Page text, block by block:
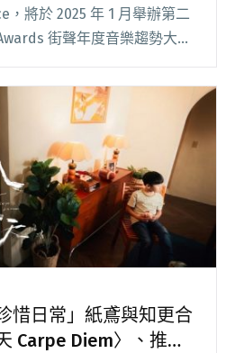
，將於 2025 年 1 月舉辦第二
街聲年度音樂趨勢大
屆起步於 2024 年，由「掌
概念閱讀全文 "金曲、金音
𝙎𝙩𝙧𝙚𝙚𝙩𝙑𝙤𝙞𝙘𝙚 𝘼𝙬𝙖𝙧𝙙𝙨 街聲
公布全名單"
惜日常」紙鳶與知更合
Carpe Diem〉、推出